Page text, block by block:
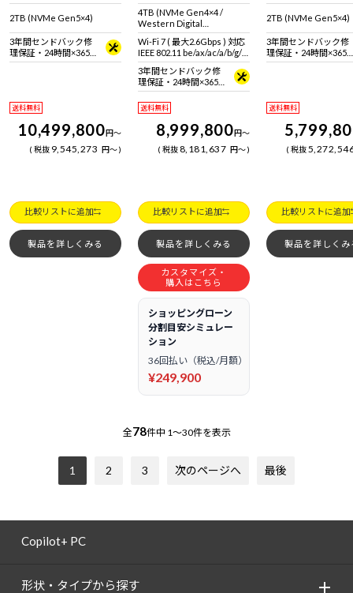
2TB (NVMe Gen5×4)
3年間センドバック修
理保証・24時間×365
日電話サポート
送料無料
10,499,800円～
税抜 9,545,273 円～
比較リストに追加
製品を詳しくみる
4TB (NVMe Gen4×4 /
Western Digital
WD_BLACK SN850X)
Wi-Fi 7 ( 最大2.6Gbps ) 対応
IEEE 802.11 be/ax/ac/a/b/g/n
準拠 ＋ Bluetooth 5内蔵
3年間センドバック修
理保証・24時間×365
日電話サポート
送料無料
8,999,800円～
税抜8,181,637 円～
比較リストに追加
製品を詳しくみる
カスタマイズ・
購入はこちら
ショッピングローン
分割目安シミュレー
ション
36回払い（税込/月額）
¥249,900
2TB (NVMe Gen5×4)
3年間センドバック修
理保証・24時間×365
日電話サポート
送料無料
税抜
比較リストに追加
製品を詳しくみ
全78件中 1～30件を表示
1 2 3 次のページへ 最後
Copilot+ PC
形状・タイプから探す